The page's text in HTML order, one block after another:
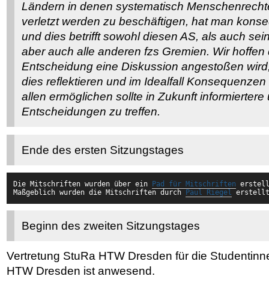
Ländern in denen systematisch
verletzt werden zu beschäftigen, hat man
und dies betrifft sowohl diesen AS, als auch
aber auch alle anderen fzs Gremien. Wir
Entscheidung eine Diskussion angestoßen
dies reflektieren und im Idealfall
allen ermöglichen sollte in Zukunft informiertere
Entscheidungen zu treffen.
Ende des ersten Sitzungstages
Die Mitschriften wurden über ein Pad für Mitschriften
Maßgeblich wurden die Mitschriften durch
Paul Riegel
Beginn des zweiten Sitzungstages
Vertretung StuRa HTW Dresden für die
HTW Dresden ist anwesend.